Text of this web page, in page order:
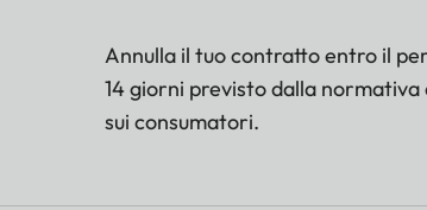
Annulla il tuo contratto entro il
14 giorni previsto dalla normativa
sui consumatori.